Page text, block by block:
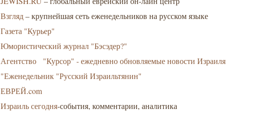
Взгляд– крупнейшая сеть еженедельников на русском языке
Газета "Курьер"
Юмористический журнал "Бэсэдер?"
Агентство "Курсор" - ежедневно обновляемые новости Израиля
"Еженедельник "Русский Израильтянин"
ЕВРЕЙ.com
Израиль сегодня-события, комментарии, аналитика